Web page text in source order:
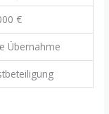
€
Übernahme